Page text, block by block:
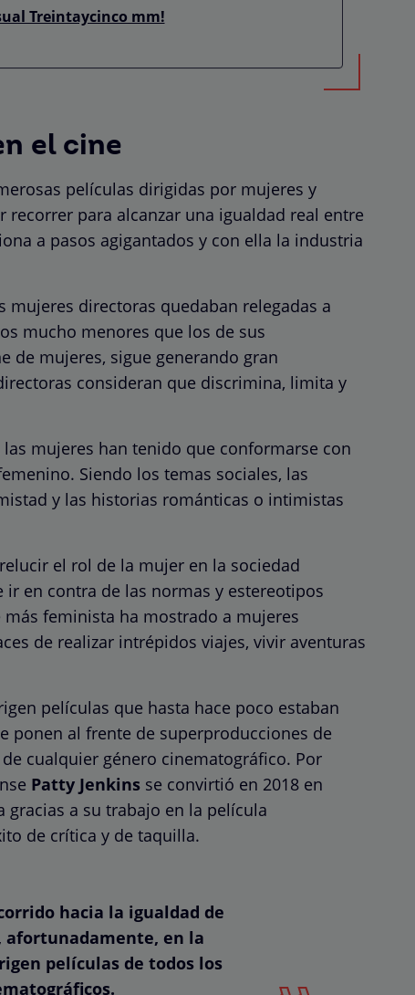
Treintaycinco mm!
el cine
películas dirigidas por mujeres y
para alcanzar una igualdad real entre
a pasos agigantados y con ella la industria
mujeres directoras quedaban relegadas a
mucho menores que los de sus
de mujeres, sigue generando gran
consideran que discrimina, limita y
mujeres han tenido que conformarse con
Siendo los temas sociales, las
y las historias románticas o intimistas
el rol de la mujer en la sociedad
en contra de las normas y estereotipos
feminista ha mostrado a mujeres
de realizar intrépidos viajes, vivir aventuras
películas que hasta hace poco estaban
ponen al frente de superproducciones de
cualquier género cinematográfico. Por
Patty Jenkins se convirtió en 2018 en
a su trabajo en la película
de crítica y de taquilla.
hacia la igualdad de
afortunadamente, en la
películas de todos los